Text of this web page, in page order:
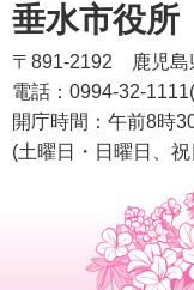
垂水市役所
〒891-2192
鹿児
電話：0994-32-
開庁時間：午前8時
(土曜日・日曜日、